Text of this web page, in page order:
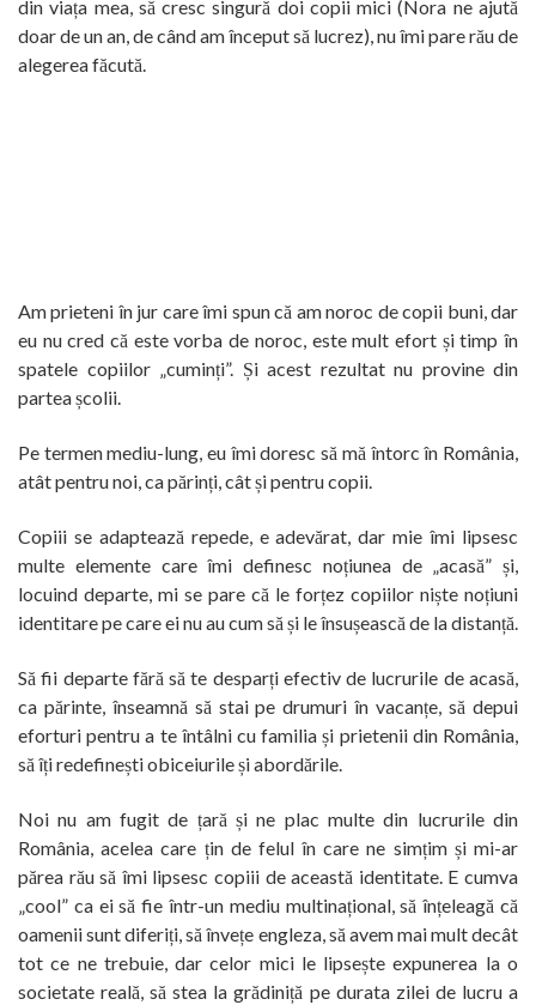
din viața mea, să cresc singură doi copii mici (Nora ne ajută
doar de un an, de când am început să lucrez), nu îmi pare rău de
alegerea făcută.
Am prieteni în jur care îmi spun că am noroc de copii buni, dar
eu nu cred că este vorba de noroc, este mult efort și timp în
spatele copiilor „cuminți”. Și acest rezultat nu provine din
partea școlii.
Pe termen mediu-lung, eu îmi doresc să mă întorc în România,
atât pentru noi, ca părinți, cât și pentru copii.
Copiii se adaptează repede, e adevărat, dar mie îmi lipsesc
multe elemente care îmi definesc noțiunea de „acasă” și,
locuind departe, mi se pare că le forțez copiilor niște noțiuni
identitare pe care ei nu au cum să și le însușească de la distanță.
Să fii departe fără să te desparți efectiv de lucrurile de acasă,
ca părinte, înseamnă să stai pe drumuri în vacanțe, să depui
eforturi pentru a te întâlni cu familia și prietenii din România,
să îți redefinești obiceiurile și abordările.
Noi nu am fugit de țară și ne plac multe din lucrurile din
România, acelea care țin de felul în care ne simțim și mi-ar
părea rău să îmi lipsesc copiii de această identitate. E cumva
„cool” ca ei să fie într-un mediu multinațional, să înțeleagă că
oamenii sunt diferiți, să învețe engleza, să avem mai mult decât
tot ce ne trebuie, dar celor mici le lipsește expunerea la o
societate reală, să stea la grădiniță pe durata zilei de lucru a